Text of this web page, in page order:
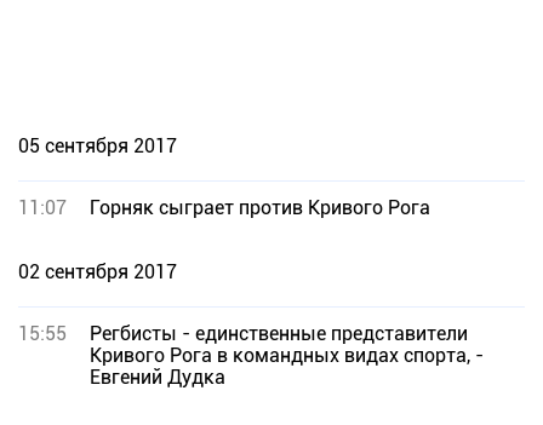
05 сентября 2017
11:07 Горняк сыграет против Кривого Рога
02 сентября 2017
15:55
Регбисты - единственные представители
Кривого Рога в командных видах спорта, -
Евгений Дудка